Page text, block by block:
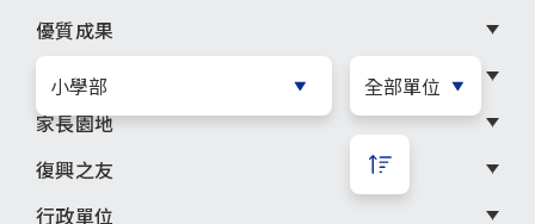
優質成果
招生資訊
家長園地
復興之友
行政單位